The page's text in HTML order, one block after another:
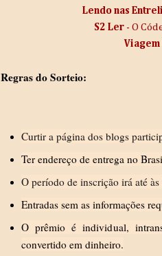
Lendo nas
S2 Ler- O
Regras do Sorteio:
Curtir a página dos blogs
Ter endereço de entrega no
O período de inscrição irá até
Entradas sem as informações
O prêmio é individual,
convertido em dinheiro.